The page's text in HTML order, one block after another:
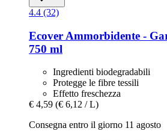
4.4 (32)
Ecover Ammorbidente -​
750 ml
Ingredienti biodegradabili
Protegge le fibre tessili
Effetto freschezza
€ 4,59 (€ 6,12 / L)
Consegna entro il giorno 11 agosto